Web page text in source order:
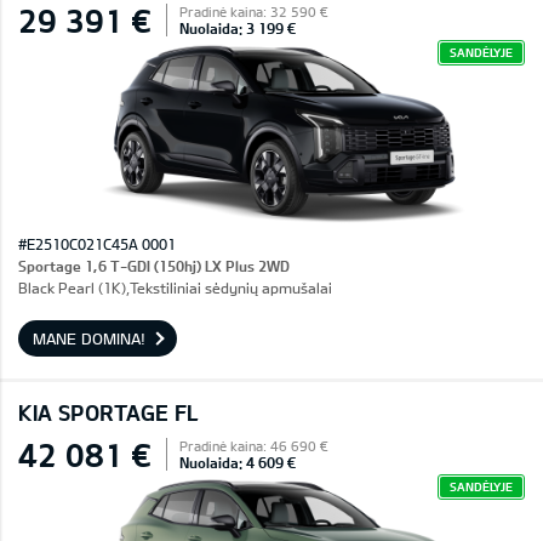
29 391 € Pradinė kaina: 32 590 €
Nuolaida: 3 199 €
SANDĖLYJE
#E2510C021C45A 0001
Sportage 1,6 T-GDI (150hj) LX Plus 2WD
Black Pearl (1K),Tekstiliniai sėdynių apmušalai
MANE DOMINA!
KIA SPORTAGE FL
42 081 € Pradinė kaina: 46 690 €
Nuolaida: 4 609 €
SANDĖLYJE